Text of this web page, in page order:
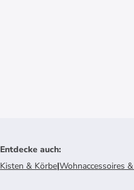
Entdecke auch:
Kisten & Körbe|Wohnaccessoires